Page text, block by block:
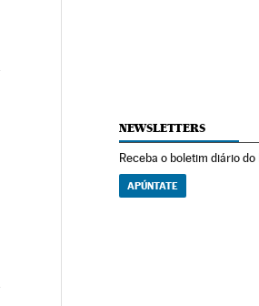
NEWSLETTERS
Receba o boletim diário do
APÚNTATE